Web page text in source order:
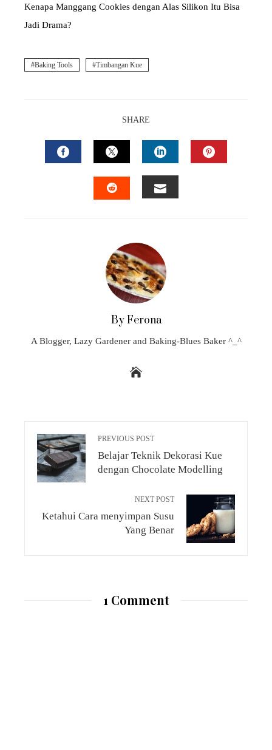
Kenapa Manggang Cookies dengan Alas Silikon Itu Bisa
Jadi Drama?
Baking Tools Timbangan Kue
SHARE
FACEBOOKTWITTERLINKEDIN
By Ferona
A Blogger, Lazy Gardener and Baking-Blues Baker ^_^
PREVIOUS POST
Belajar Teknik Dekorasi Kue
dengan Chocolate Modelling
NEXT POST
Ketahui Cara menyimpan Susu
Yang Benar
1 Comment